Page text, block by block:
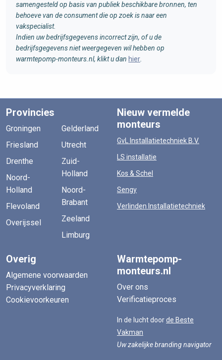
samengesteld op basis van publiek beschikbare bronnen, ten
behoeve van de consument die op zoek is naar een
vakspecialist.
Indien uw bedrijfsgegevens incorrect zijn, of u de
bedrijfsgegevens niet weergegeven wil hebben op
warmtepomp-monteurs.nl, klikt u dan hier
Provincies
Groningen
Friesland
Drenthe
Noord-
Holland
Flevoland
Overijssel
Gelderland
Utrecht
Zuid-
Holland
Noord-
Brabant
Zeeland
Limburg
Nieuw vermelde
monteurs
GvL Installatietechniek B.V.
LS installatie
Kos & Schel
Sengy
Verlinden Installatietechniek
Overig
Algemene voorwaarden
Privacyverklaring
Cookievoorkeuren
Warmtepomp-
monteurs.nl
Over ons
Verificatieproces
In de lucht doorde Beste
Vakman
Uw zakelijke branding navigator